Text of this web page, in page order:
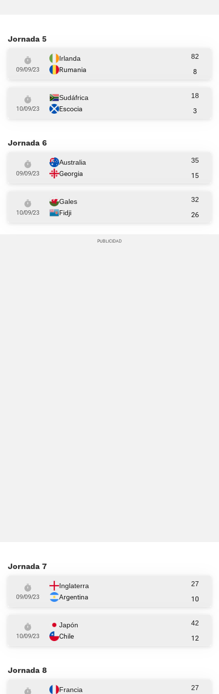
Jornada 5
09/09/23
Irlanda
Rumania
82
8
10/09/23
Sudáfrica
Escocia
18
3
Jornada 6
09/09/23
Australia
Georgia
35
15
10/09/23
Gales
Fidji
32
26
Jornada 7
09/09/23
Inglaterra
Argentina
27
10
10/09/23
Japón
Chile
42
12
Jornada 8
Francia
27